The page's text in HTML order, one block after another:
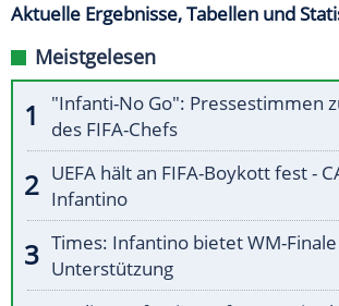
Aktuelle Ergebnisse, Tabellen und
Meistgelesen
"Infanti-No Go": Pressestimmen
des FIFA-Chefs
UEFA hält an FIFA-Boykott fest -
Infantino
Times: Infantino bietet WM-
Unterstützung